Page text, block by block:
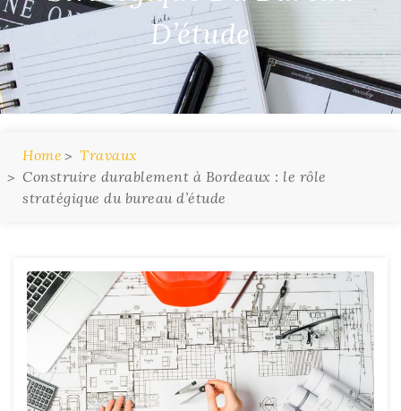
D’étude
Home
Travaux
Construire durablement à Bordeaux : le rôle
stratégique du bureau d’étude